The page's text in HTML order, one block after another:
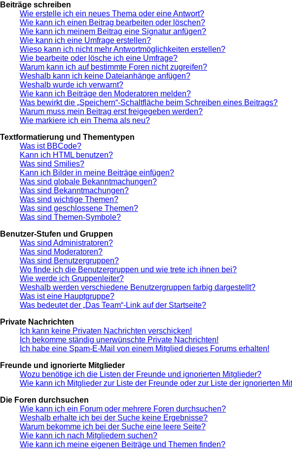
Beiträge schreiben
Wie erstelle ich ein neues Thema oder eine Antwort?
Wie kann ich einen Beitrag bearbeiten oder löschen?
Wie kann ich meinem Beitrag eine Signatur anfügen?
Wie kann ich eine Umfrage erstellen?
Wieso kann ich nicht mehr Antwortmöglichkeiten erstellen?
Wie bearbeite oder lösche ich eine Umfrage?
Warum kann ich auf bestimmte Foren nicht zugreifen?
Weshalb kann ich keine Dateianhänge anfügen?
Weshalb wurde ich verwarnt?
Wie kann ich Beiträge den Moderatoren melden?
Was bewirkt die „Speichern“-Schaltfläche beim Schreiben eines Beitrags?
Warum muss mein Beitrag erst freigegeben werden?
Wie markiere ich ein Thema als neu?
Textformatierung und Thementypen
Was ist BBCode?
Kann ich HTML benutzen?
Was sind Smilies?
Kann ich Bilder in meine Beiträge einfügen?
Was sind globale Bekanntmachungen?
Was sind Bekanntmachungen?
Was sind wichtige Themen?
Was sind geschlossene Themen?
Was sind Themen-Symbole?
Benutzer-Stufen und Gruppen
Was sind Administratoren?
Was sind Moderatoren?
Was sind Benutzergruppen?
Wo finde ich die Benutzergruppen und wie trete ich ihnen bei?
Wie werde ich Gruppenleiter?
Weshalb werden verschiedene Benutzergruppen farbig dargestellt?
Was ist eine Hauptgruppe?
Was bedeutet der „Das Team“-Link auf der Startseite?
Private Nachrichten
Ich kann keine Privaten Nachrichten verschicken!
Ich bekomme ständig unerwünschte Private Nachrichten!
Ich habe eine Spam-E-Mail von einem Mitglied dieses Forums erhalten!
Freunde und ignorierte Mitglieder
Wozu benötige ich die Listen der Freunde und ignorierten Mitglieder?
Wie kann ich Mitglieder zur Liste der Freunde oder zur Liste der ignorierten
Die Foren durchsuchen
Wie kann ich ein Forum oder mehrere Foren durchsuchen?
Weshalb erhalte ich bei der Suche keine Ergebnisse?
Warum bekomme ich bei der Suche eine leere Seite?
Wie kann ich nach Mitgliedern suchen?
Wie kann ich meine eigenen Beiträge und Themen finden?